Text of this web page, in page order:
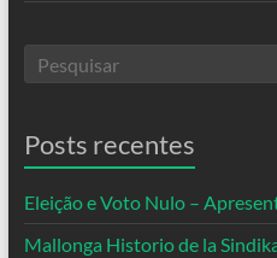
Posts recentes
Eleição e Voto Nulo –
Mallonga Historio de la